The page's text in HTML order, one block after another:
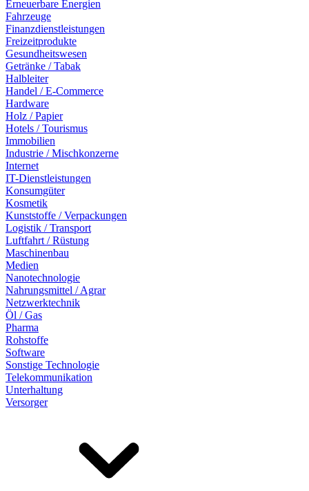
Erneuerbare Energien
Fahrzeuge
Finanzdienstleistungen
Freizeitprodukte
Gesundheitswesen
Getränke / Tabak
Halbleiter
Handel / E-Commerce
Hardware
Holz / Papier
Hotels / Tourismus
Immobilien
Industrie / Mischkonzerne
Internet
IT-Dienstleistungen
Konsumgüter
Kosmetik
Kunststoffe / Verpackungen
Logistik / Transport
Luftfahrt / Rüstung
Maschinenbau
Medien
Nanotechnologie
Nahrungsmittel / Agrar
Netzwerktechnik
Öl / Gas
Pharma
Rohstoffe
Software
Sonstige Technologie
Telekommunikation
Unterhaltung
Versorger